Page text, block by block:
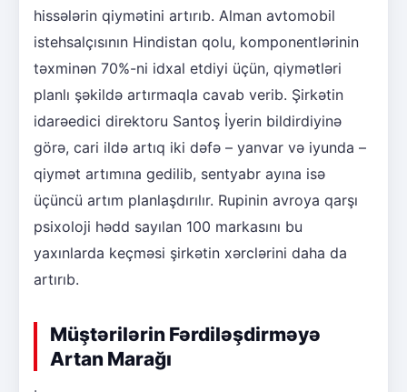
hissələrin qiymətini artırıb. Alman avtomobil
istehsalçısının Hindistan qolu, komponentlərinin
təxminən 70%-ni idxal etdiyi üçün, qiymətləri
planlı şəkildə artırmaqla cavab verib. Şirkətin
idarəedici direktoru Santoş İyerin bildirdiyinə
görə, cari ildə artıq iki dəfə – yanvar və iyunda –
qiymət artımına gedilib, sentyabr ayına isə
üçüncü artım planlaşdırılır. Rupinin avroya qarşı
psixoloji hədd sayılan 100 markasını bu
yaxınlarda keçməsi şirkətin xərclərini daha da
artırıb.
Müştərilərin Fərdiləşdirməyə
Artan Marağı